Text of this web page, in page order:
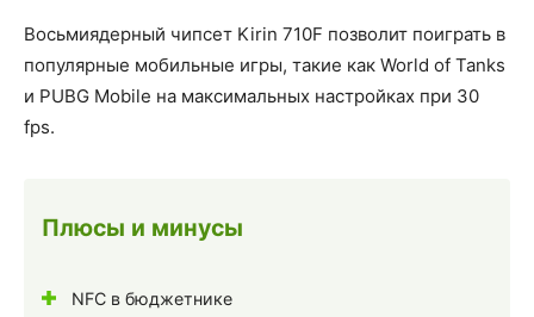
Восьмиядерный чипсет Kirin 710F позволит поиграть в
популярные мобильные игры, такие как World of Tanks
и PUBG Mobile на максимальных настройках при 30
fps.
Плюсы и минусы
NFC в бюджетнике